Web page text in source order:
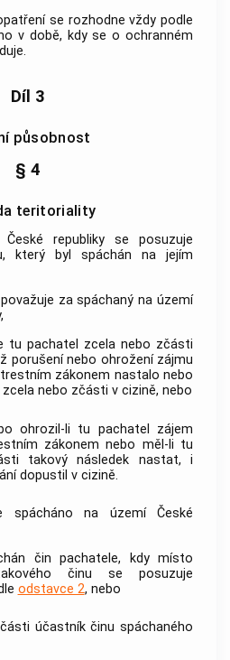
se rozhodne vždy podle
v době, kdy se o ochranném
Díl 3
působnost
§ 4
teritoriality
České republiky se posuzuje
který byl spáchán na jejím
za spáchaný na území
tu pachatel zcela nebo zčásti
porušení nebo ohrožení zájmu
trestním zákonem nastalo nebo
nebo zčásti v cizině, nebo
ohrozil-li tu pachatel zájem
zákonem nebo měl-li tu
takový následek nastat, i
dopustil v cizině.
spácháno na území České
čin pachatele, kdy místo
činu se posuzuje
odstavce 2, nebo
účastník činu spáchaného